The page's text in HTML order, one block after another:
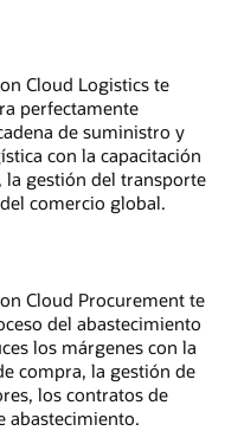
Cloud Logistics te
perfectamente
de suministro y
con la capacitación
la gestión del transporte
comercio global.
Cloud Procurement te
del abastecimiento
los márgenes con la
compra, la gestión de
los contratos de
abastecimiento.